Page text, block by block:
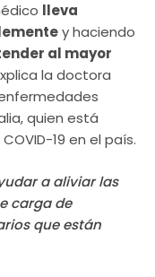
lleva
y haciendo
al mayor
la doctora
quien está
19 en el país.
a aliviar las
carga de
que están